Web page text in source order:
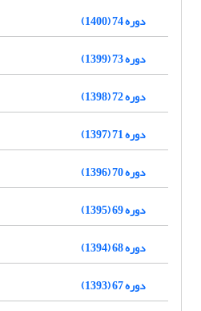
دوره 74 (1400)
دوره 73 (1399)
دوره 72 (1398)
دوره 71 (1397)
دوره 70 (1396)
دوره 69 (1395)
دوره 68 (1394)
دوره 67 (1393)